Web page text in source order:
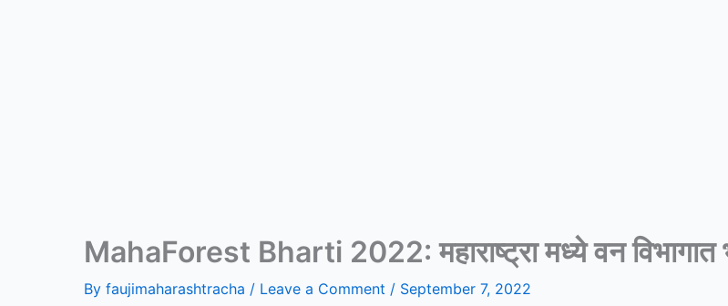
MahaForest Bharti 2022: महाराष्ट्रा मध्ये वन विभागात
By faujimaharashtracha / Leave a Comment / September 7, 2022